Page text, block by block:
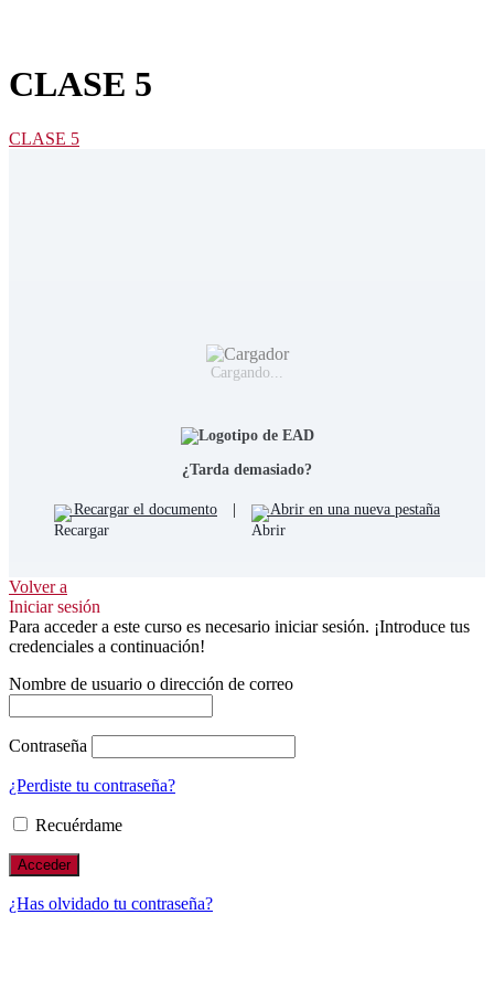
CLASE 5
CLASE 5
Cargando...
¿Tarda demasiado?
Recargar el documento Abrir en una nueva pestaña
Volver a
Iniciar sesión
Para acceder a este curso es necesario iniciar sesión. ¡Introduce tus
credenciales a continuación!
Nombre de usuario o dirección de correo
Contraseña
¿Perdiste tu contraseña?
Recuérdame
¿Has olvidado tu contraseña?